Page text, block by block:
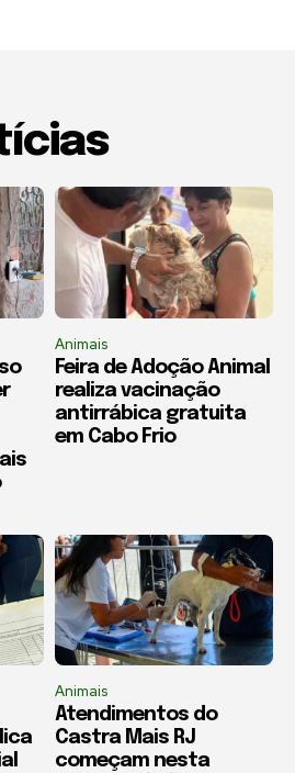
Animais
Feira de Adoção Animal
realiza vacinação
antirrábica gratuita
em Cabo Frio
Animais
Atendimentos do
Castra Mais RJ
começam nesta